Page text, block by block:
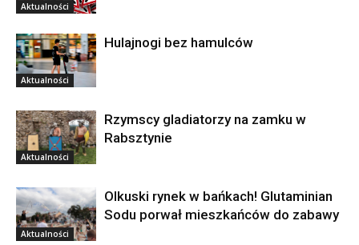
Aktualności
Aktualności
Hulajnogi bez hamulców
Aktualności
Rzymscy gladiatorzy na zamku w
Rabsztynie
Aktualności
Olkuski rynek w bańkach! Glutaminian
Sodu porwał mieszkańców do zabawy